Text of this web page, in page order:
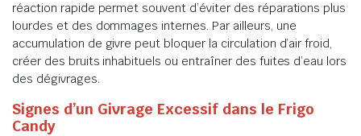
réaction rapide permet souvent d’éviter des réparations plus
lourdes et des dommages internes. Par ailleurs, une
accumulation de givre peut bloquer la circulation d’air froid,
créer des bruits inhabituels ou entraîner des fuites d’eau lors
des dégivrages.
Signes d’un Givrage Excessif dans le Frigo
Candy